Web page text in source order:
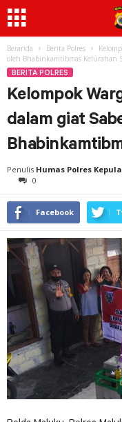
Beranda Berita Polres
oleh Bhabinkamtibmas Kelurahan
BERITA POLRES
Kelompok
dalam giat
Penulis Humas Polres
0
Facebook